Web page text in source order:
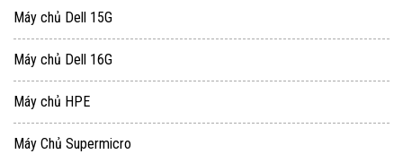
Máy chủ Dell 15G
Máy chủ Dell 16G
Máy chủ HPE
Máy Chủ Supermicro